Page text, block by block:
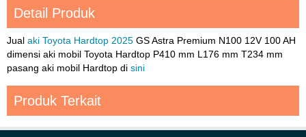
Detail Produk
Jual aki Toyota Hardtop 2025 GS Astra Premium N100 12V 100 AH
dimensi aki mobil Toyota Hardtop P410 mm L176 mm T234 mm
pasang aki mobil Hardtop di sini
Produk Terkait